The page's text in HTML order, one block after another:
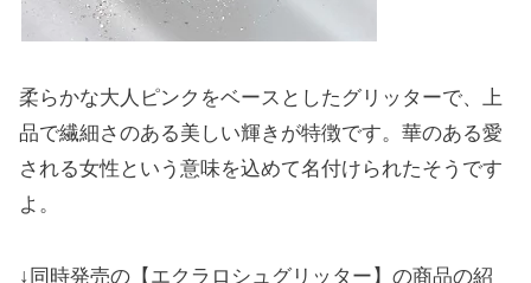
柔らかな大人ピンクをベースとしたグリッターで、上
品で繊細さのある美しい輝きが特徴です。華のある愛
される女性という意味を込めて名付けられたそうです
よ。
↓同時発売の【エクラロシュグリッター】の商品の紹